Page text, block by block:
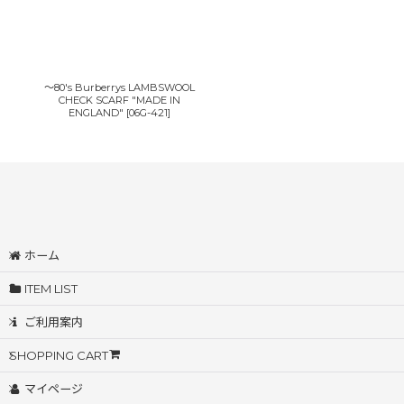
〜80's Burberrys LAMBSWOOL
CHECK SCARF "MADE IN
ENGLAND" [06G-421]
ホーム
ITEM LIST
ご利用案内
SHOPPING CART
マイページ